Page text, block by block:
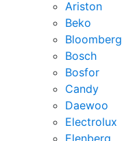
Ariston
Beko
Bloomberg
Bosch
Bosfor
Candy
Daewoo
Electrolux